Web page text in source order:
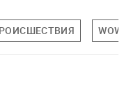
WOW